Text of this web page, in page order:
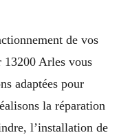
de vos
13200 Arles vous
adaptées pour
la réparation
l’installation de